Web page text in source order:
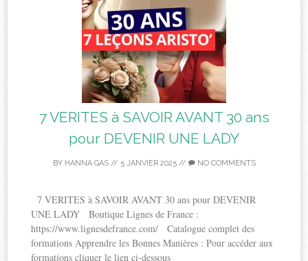
7 VERITES à SAVOIR AVANT 30 ans
pour DEVENIR UNE LADY
BY HANNA GAS// 5 JANVIER 2025// NO COMMENTS
7 VERITES à SAVOIR AVANT 30 ans pour DEVENIR
UNE LADY Boutique Lignes de France :
https://www.lignesdefrance.com/ Catalogue complet des
formations Apprendre les Bonnes Manières : Pour accéder aux
formations cliquer le lien ci-dessous